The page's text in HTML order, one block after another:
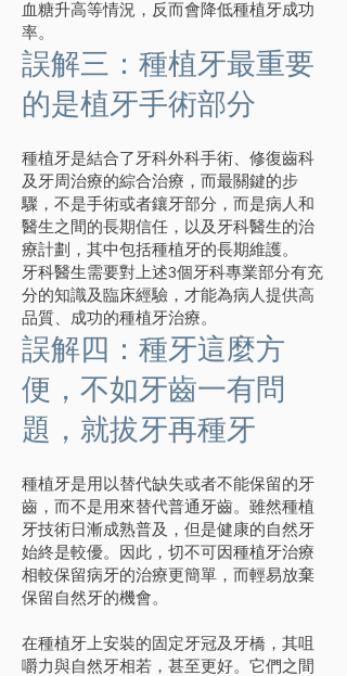
血糖升高等情況，反而會降低種植牙成功
率。
誤解三：種植牙最重要
的是植牙手術部分
種植牙是結合了牙科外科手術、修復齒科
及牙周治療的綜合治療，而最關鍵的步
驟，不是手術或者鑲牙部分，而是病人和
醫生之間的長期信任，以及牙科醫生的治
療計劃，其中包括種植牙的長期維護。
牙科醫生需要對上述3個牙科專業部分有充
分的知識及臨床經驗，才能為病人提供高
品質、成功的種植牙治療。
誤解四：種牙這麼方
便，不如牙齒一有問
題，就拔牙再種牙
種植牙是用以替代缺失或者不能保留的牙
齒，而不是用來替代普通牙齒。雖然種植
牙技術日漸成熟普及，但是健康的自然牙
始終是較優。因此，切不可因種植牙治療
相較保留病牙的治療更簡單，而輕易放棄
保留自然牙的機會。
在種植牙上安裝的固定牙冠及牙橋，其咀
嚼力與自然牙相若，甚至更好。它們之間